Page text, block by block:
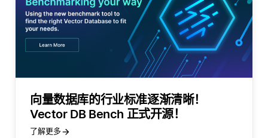
向量数据库的行业标准逐渐清晰！
Vector DB Bench 正式开源！
了解更多